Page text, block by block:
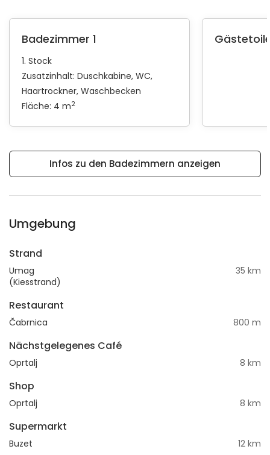
Badezimmer 1
1. Stock
Zusatzinhalt: Duschkabine WC
Haartrockner Waschbecken
Fläche: 4 m2
Infos zu den Badezimmern anzeigen
Umgebung
Strand
Umag
(Kiesstrand)
35 km
Restaurant
Čabrnica 800 m
Nächstgelegenes Café
Oprtalj 8 km
Shop
Oprtalj 8 km
Supermarkt
Buzet 12 km